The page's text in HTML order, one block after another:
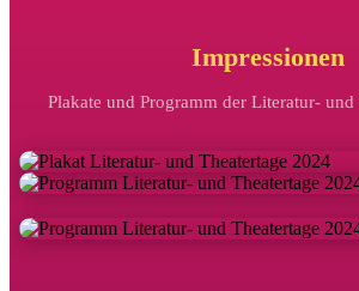
Impressionen
Plakate und Programm der Literatur- und